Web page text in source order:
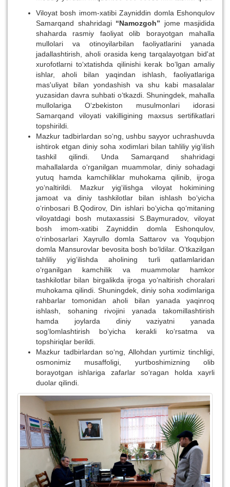
Viloyat bosh imom-xatibi Zayniddin domla Eshonqulov
Samarqand shahridagi “Namozgoh” jome masjidida
shaharda rasmiy faoliyat olib borayotgan mahalla
mullolari va otinoyilarbilan faoliyatlarini yanada
jadallashtirish, aholi orasida keng tarqalayotgan bid'at
xurofotlarni to‘xtatishda qilinishi kerak bo‘lgan amaliy
ishlar, aholi bilan yaqindan ishlash, faoliyatlariga
mas'uliyat bilan yondashish va shu kabi masalalar
yuzasidan davra suhbati o‘tkazdi. Shuningdek, mahalla
mullolariga O‘zbekiston musulmonlari idorasi
Samarqand viloyati vakilligining maxsus sertifikatlari
topshirildi.
Mazkur tadbirlardan so‘ng, ushbu sayyor uchrashuvda
ishtirok etgan diniy soha xodimlari bilan tahliliy yig‘ilish
tashkil qilindi. Unda Samarqand shahridagi
mahallalarda o‘rganilgan muammolar, diniy sohadagi
yutuq hamda kamchiliklar muhokama qilinib, ijroga
yo‘naltirildi. Mazkur yig‘ilishga viloyat hokimining
jamoat va diniy tashkilotlar bilan ishlash bo‘yicha
o‘rinbosari B.Qodirov, Din ishlari bo‘yicha qo‘mitaning
viloyatdagi bosh mutaxassisi S.Baymuradov, viloyat
bosh imom-xatibi Zayniddin domla Eshonqulov,
o‘rinbosarlari Xayrullo domla Sattarov va Yoqubjon
domla Mansurovlar bevosita bosh bo‘ldilar. O‘tkazilgan
tahliliy yig‘ilishda aholining turli qatlamlaridan
o‘rganilgan kamchilik va muammolar hamkor
tashkilotlar bilan birgalikda ijroga yo‘naltirish choralari
muhokama qilindi. Shuningdek, diniy soha xodimlariga
rahbarlar tomonidan aholi bilan yanada yaqinroq
ishlash, sohaning rivojini yanada takomillashtirish
hamda joylarda diniy vaziyatni yanada
sog‘lomlashtirish bo‘yicha kerakli ko‘rsatma va
topshiriqlar berildi.
Mazkur tadbirlardan so‘ng, Allohdan yurtimiz tinchligi,
osmonimiz musaffoligi, yurtboshimizning olib
borayotgan ishlariga zafarlar so‘ragan holda xayrli
duolar qilindi.